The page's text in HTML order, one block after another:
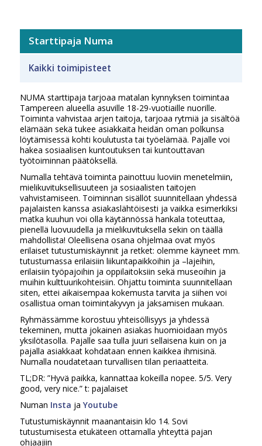
Starttipaja Numa
Kaikki toimipisteet
NUMA starttipaja tarjoaa matalan kynnyksen toimintaa
Tampereen alueella asuville 18-29-vuotiaille nuorille.
Toiminta vahvistaa arjen taitoja, tarjoaa rytmiä ja sisältöä
elämään sekä tukee asiakkaita heidän oman polkunsa
löytämisessä kohti koulutusta tai työelämää. Pajalle voi
hakea sosiaalisen kuntoutuksen tai kuntouttavan
työtoiminnan päätöksellä.
Numalla tehtävä toiminta painottuu luoviin menetelmiin,
mielikuvituksellisuuteen ja sosiaalisten taitojen
vahvistamiseen. Toiminnan sisällöt suunnitellaan yhdessä
pajalaisten kanssa asiakaslähtöisesti ja vaikka esimerkiksi
matka kuuhun voi olla käytännössä hankala toteuttaa,
pienellä luovuudella ja mielikuvituksella sekin on täällä
mahdollista! Oleellisena osana ohjelmaa ovat myös
erilaiset tutustumiskäynnit ja retket: olemme käyneet mm.
tutustumassa erilaisiin liikuntapaikkoihin ja –lajeihin,
erilaisiin työpajoihin ja oppilaitoksiin sekä museoihin ja
muihin kulttuurikohteisiin. Ohjattu toiminta suunnitellaan
siten, ettei aikaisempaa kokemusta tarvita ja siihen voi
osallistua oman toimintakyvyn ja jaksamisen mukaan.
Ryhmässämme korostuu yhteisöllisyys ja yhdessä
tekeminen, mutta jokainen asiakas huomioidaan myös
yksilötasolla. Pajalle saa tulla juuri sellaisena kuin on ja
pajalla asiakkaat kohdataan ennen kaikkea ihmisinä.
Numalla noudatetaan turvallisen tilan periaatteita.
TL;DR: ”Hyvä paikka, kannattaa kokeilla nopee. 5/5. Very
good, very nice.” t: pajalaiset
Numan Insta ja Youtube
Tutustumiskäynnit maanantaisin klo 14. Sovi
tutustumisesta etukäteen ottamalla yhteyttä pajan
ohjaajiin